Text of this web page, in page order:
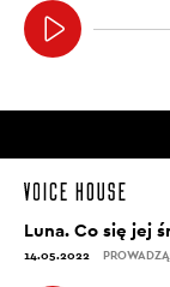
Luna. Co się jej
14.05.2022